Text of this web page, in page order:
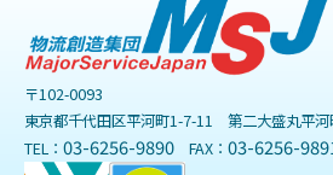
〒102-0093
東京都千代田区平河町1-7-11 第二大盛丸平河
TEL： 03-6256-9890 FAX： 03-6256-